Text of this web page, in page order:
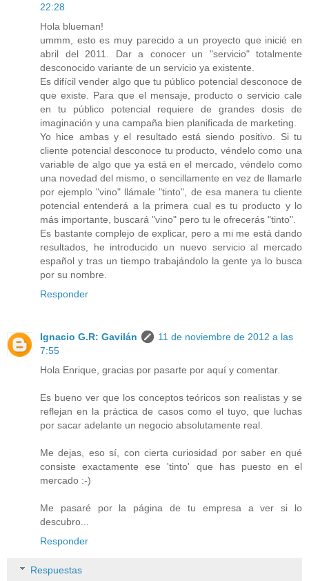
22:28
Hola blueman!
ummm, esto es muy parecido a un proyecto que inicié en
abril del 2011. Dar a conocer un "servicio" totalmente
desconocido variante de un servicio ya existente.
Es difícil vender algo que tu público potencial desconoce de
que existe. Para que el mensaje, producto o servicio cale
en tu público potencial requiere de grandes dosis de
imaginación y una campaña bien planificada de marketing.
Yo hice ambas y el resultado está siendo positivo. Si tu
cliente potencial desconoce tu producto, véndelo como una
variable de algo que ya está en el mercado, véndelo como
una novedad del mismo, o sencillamente en vez de llamarle
por ejemplo "vino" llámale "tinto", de esa manera tu cliente
potencial entenderá a la primera cual es tu producto y lo
más importante, buscará "vino" pero tu le ofrecerás "tinto".
Es bastante complejo de explicar, pero a mi me está dando
resultados, he introducido un nuevo servicio al mercado
español y tras un tiempo trabajándolo la gente ya lo busca
por su nombre.
Responder
Ignacio G.R: Gavilán
11 de noviembre de 2012 a las
7:55
Hola Enrique, gracias por pasarte por aquí y comentar.
Es bueno ver que los conceptos teóricos son realistas y se
reflejan en la práctica de casos como el tuyo, que luchas
por sacar adelante un negocio absolutamente real.
Me dejas, eso sí, con cierta curiosidad por saber en qué
consiste exactamente ese 'tinto' que has puesto en el
mercado :-)
Me pasaré por la página de tu empresa a ver si lo
descubro...
Responder
Respuestas